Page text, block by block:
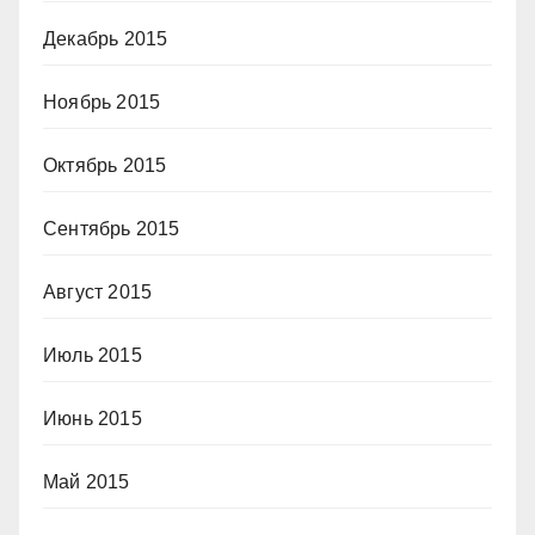
Декабрь 2015
Ноябрь 2015
Октябрь 2015
Сентябрь 2015
Август 2015
Июль 2015
Июнь 2015
Май 2015